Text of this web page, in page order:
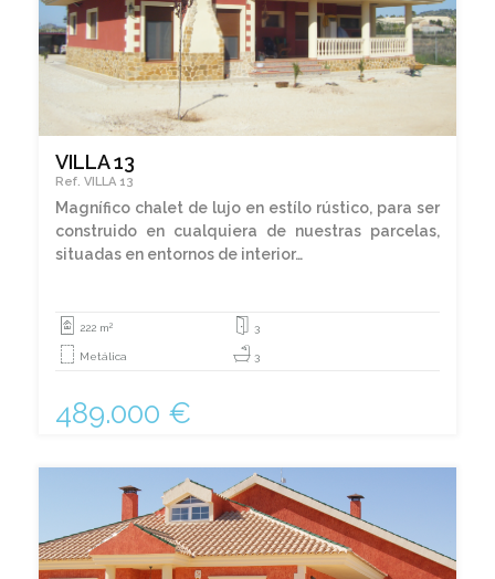
VILLA 13
Ref. VILLA 13
Magnífico chalet de lujo en estílo rústico, para ser
construido en cualquiera de nuestras parcelas,
situadas en entornos de interior…
222 m2
Metálica
3
3
489.000 €